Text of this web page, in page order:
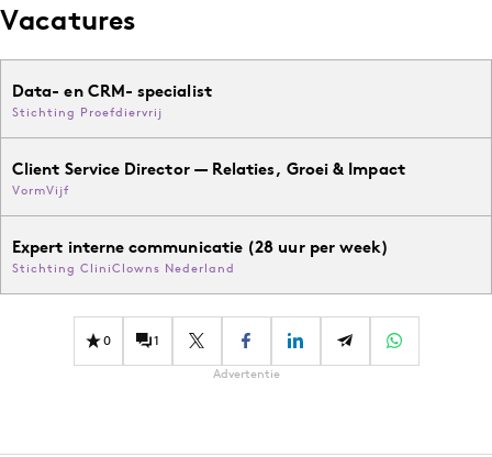
Vacatures
Data- en CRM- specialist
Stichting Proefdiervrij
Client Service Director — Relaties, Groei & Impact
VormVijf
Expert interne communicatie (28 uur per week)
Stichting CliniClowns Nederland
0 1
Advertentie